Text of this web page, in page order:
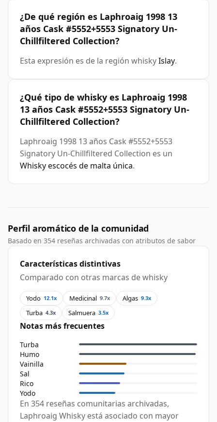
¿De qué región es Laphroaig 1998 13
años Cask #5552+5553 Signatory Un-
Chillfiltered Collection?
Esta expresión es de la región whiskyIslay.
¿Qué tipo de whisky es Laphroaig 1998
13 años Cask #5552+5553 Signatory Un-
Chillfiltered Collection?
Laphroaig 1998 13 años Cask #5552+5553
Signatory Un-Chillfiltered Collection es un
Whisky escocés de malta única.
Perfil aromático de la comunidad
Basado en 354 reseñas archivadas con atributos de sabor
Características distintivas
Comparado con otras marcas de whisky
Yodo 12.1x Medicinal 9.7x Algas 9.3x
Turba 4.3x Salmuera 3.5x
Notas más frecuentes
Turba
Humo
Vainilla
Sal
Rico
Yodo
En 354 reseñas comunitarias archivadas,
Laphroaig Whisky está asociado con mayor